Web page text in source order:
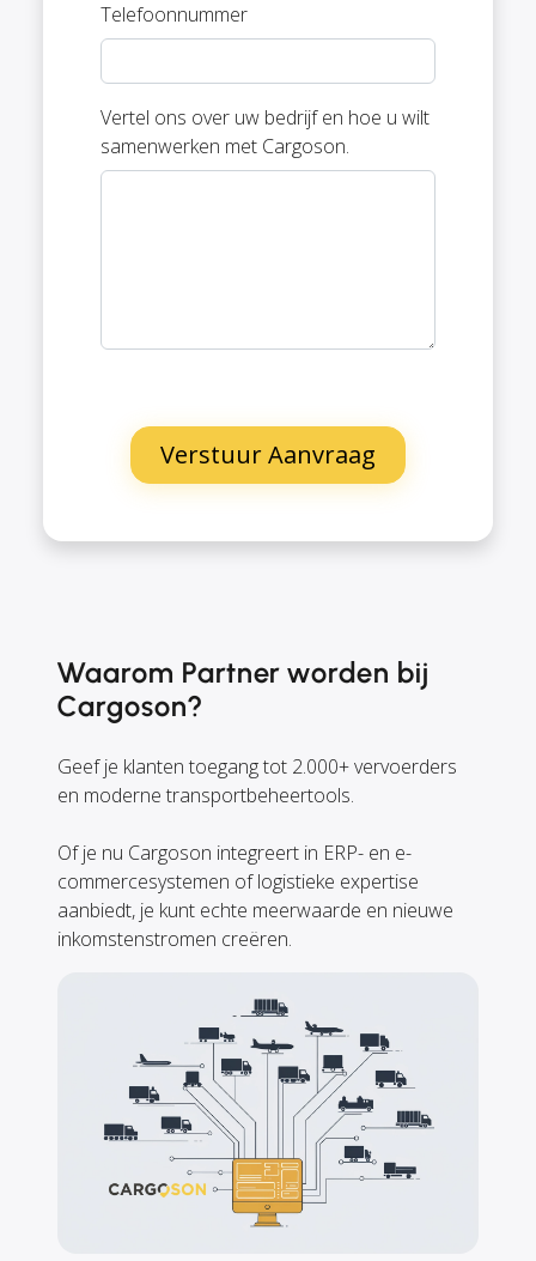
Telefoonnummer
Vertel ons over uw bedrijf en hoe u wilt
samenwerken met Cargoson.
Waarom Partner worden bij
Cargoson?
Geef je klanten toegang tot 2.000+ vervoerders
en moderne transportbeheertools.
Of je nu Cargoson integreert in ERP- en e-
commercesystemen of logistieke expertise
aanbiedt, je kunt echte meerwaarde en nieuwe
inkomstenstromen creëren.